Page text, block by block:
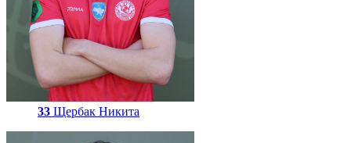
33 Щербак Никита